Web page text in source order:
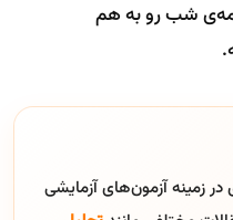
شب رو به هم
در زمینه آزمون‌های آزمایشی